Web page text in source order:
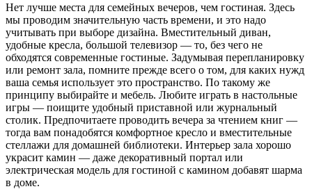
Нет лучше места для семейных вечеров, чем гостиная. Здесь
мы проводим значительную часть времени, и это надо
учитывать при выборе дизайна. Вместительный диван,
удобные кресла, большой телевизор — то, без чего не
обходятся современные гостиные. Задумывая перепланировку
или ремонт зала, помните прежде всего о том, для каких нужд
ваша семья использует это пространство. По такому же
принципу выбирайте и мебель. Любите играть в настольные
игры — поищите удобный приставной или журнальный
столик. Предпочитаете проводить вечера за чтением книг —
тогда вам понадобятся комфортное кресло и вместительные
стеллажи для домашней библиотеки. Интерьер зала хорошо
украсит камин — даже декоративный портал или
электрическая модель для гостиной с камином добавят шарма
в доме.